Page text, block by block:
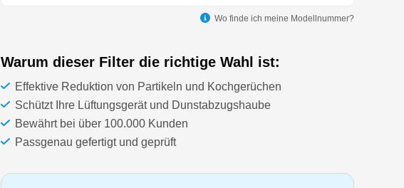
Hotpoint-Ariston AE2M(BK)
Hotpoint-Ariston AE2MWH
Hotpoint-Ariston AH6F
Hotpoint-Ariston AH6F.E(IX)
Wo finde ich meine Modellnummer?
Warum dieser Filter die richtige Wahl ist:
Effektive Reduktion von Partikeln und Kochgerüchen
Schützt Ihre Lüftungsgerät und Dunstabzugshaube
Bewährt bei über 100.000 Kunden
Passgenau gefertigt und geprüft